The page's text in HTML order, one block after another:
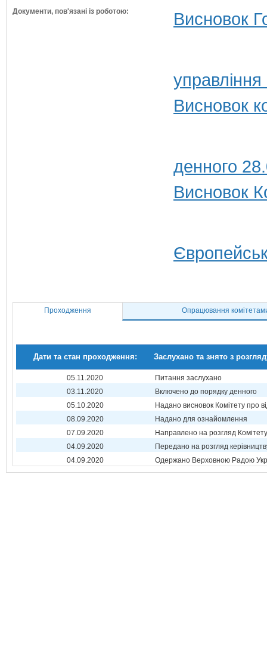
Документи, пов'язані із роботою: Висновок
Висновок
денного
Висновок
Проходження Опрацювання
Дати та стан проходження: Заслухано та знято з
05.11.2020
Питання заслухано
03.11.2020
Включено до порядку денного
05.10.2020
Надано висновок Комітету про
08.09.2020
Надано для ознайомлення
07.09.2020
Направлено на розгляд Комітету
04.09.2020
Передано на розгляд
04.09.2020
Одержано Верховною Радою